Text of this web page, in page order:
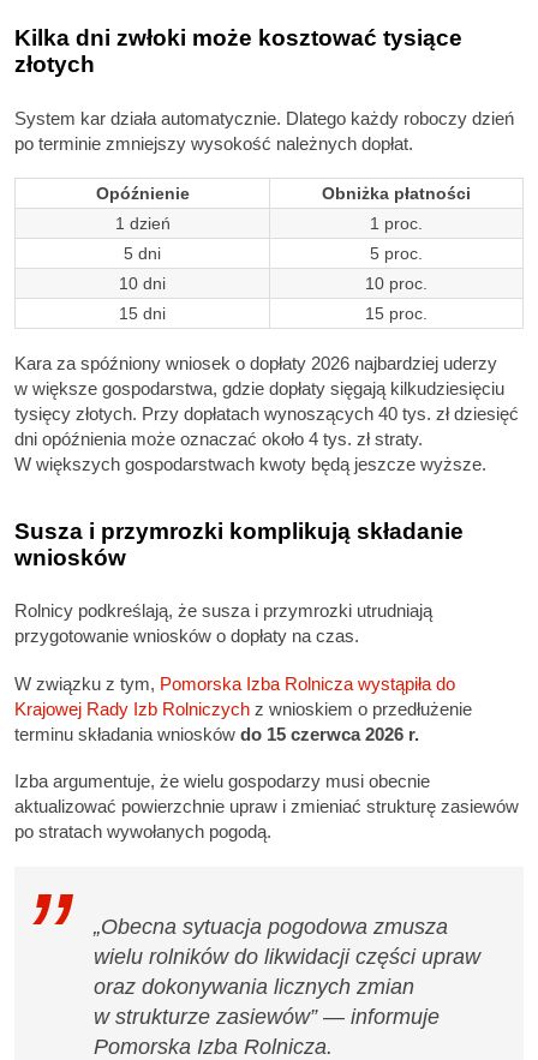
Kilka dni zwłoki może kosztować tysiące
złotych
System kar działa automatycznie. Dlatego każdy roboczy dzień
po terminie zmniejszy wysokość należnych dopłat.
Opóźnienie
Obniżka płatności
1 dzień
1 proc.
5 dni
5 proc.
10 dni
10 proc.
15 dni
15 proc.
Kara za spóźniony wniosek o dopłaty 2026 najbardziej uderzy
w większe gospodarstwa, gdzie dopłaty sięgają kilkudziesięciu
tysięcy złotych. Przy dopłatach wynoszących 40 tys. zł dziesięć
dni opóźnienia może oznaczać około 4 tys. zł straty.
W większych gospodarstwach kwoty będą jeszcze wyższe.
Susza i przymrozki komplikują składanie
wniosków
Rolnicy podkreślają, że susza i przymrozki utrudniają
przygotowanie wniosków o dopłaty na czas.
W związku z tym, Pomorska Izba Rolnicza wystąpiła do
Krajowej Rady Izb Rolniczych z wnioskiem o przedłużenie
terminu składania wniosków do 15 czerwca 2026 r.
Izba argumentuje, że wielu gospodarzy musi obecnie
aktualizować powierzchnie upraw i zmieniać strukturę zasiewów
po stratach wywołanych pogodą.
„Obecna sytuacja pogodowa zmusza
wielu rolników do likwidacji części upraw
oraz dokonywania licznych zmian
w strukturze zasiewów” — informuje
Pomorska Izba Rolnicza.